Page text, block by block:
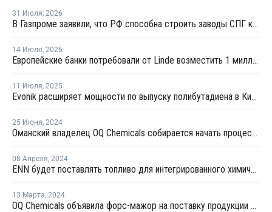
31 Июля, 2026
В Газпроме заявили, что РФ способна строить заводы СПГ как у себя, так и за рубежом
14 Июля, 2026
Европейские банки потребовали от Linde возместить 1 миллиард евро из-за тяжбы с Русхимальянсом
11 Июля, 2025
Evonik расширяет мощности по выпуску полибутадиена в Китае
25 Июня, 2024
Оманский владелец OQ Chemicals собирается начать процесс продажи бизнеса
08 Апреля, 2024
ENN будет поставлять топливо для интегрированного химического комплекса BASF в Чжаньцзяне
13 Марта, 2024
OQ Chemicals объявила форс-мажор на поставку продукции в Германии